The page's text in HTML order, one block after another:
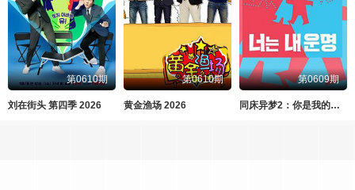
第0610期
刘在街头 第四季 2026
第0610期
黄金渔场 2026
第0609期
同床异梦2：你是我的命运 2026